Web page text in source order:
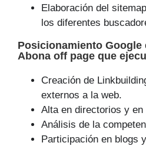
Elaboración del
los diferentes
Posicionamiento Google
Abona off page que
Creación de
externos a la web.
Alta en directorios y en
Análisis de la
Participación en blogs